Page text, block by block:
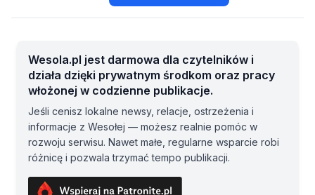
Wesola.pl jest darmowa dla czytelników i
działa dzięki prywatnym środkom oraz pracy
włożonej w codzienne publikacje.
Jeśli cenisz lokalne newsy, relacje, ostrzeżenia i
informacje z Wesołej — możesz realnie pomóc w
rozwoju serwisu. Nawet małe, regularne wsparcie robi
różnicę i pozwala trzymać tempo publikacji.